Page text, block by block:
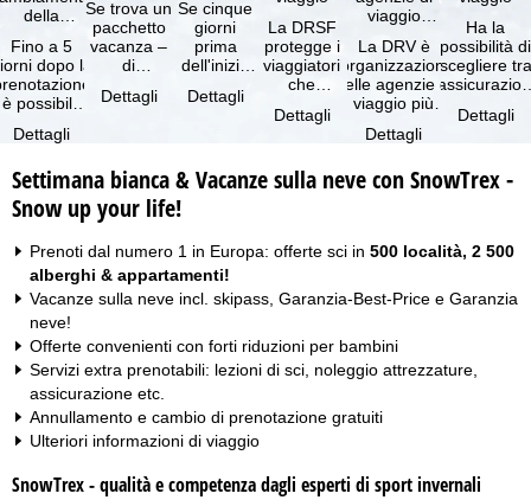
della
gratuiti
Fino a 5
dopo la
è possibile
Dettagli
Se trova un
pacchetto
vacanza –
di
e servizi
Dettagli
Se cinque
giorni
prima
dell'inizio
soggiorno
Dettagli
La DRSF
protegge i
viaggiatori
che
un
servizi di …
Dettagli
viaggio
La DRV è
l'organizzazione
delle agenzie di
viaggio più
Germania.
Dettagli
Ha la
possibilità di
scegliere tra
viaggio
Dettagli
Settimana bianca & Vacanze sulla neve con SnowTrex -
Snow up your life!
Prenoti dal numero 1 in Europa: offerte sci in 500 località, 2 500
alberghi & appartamenti!
Vacanze sulla neve incl. skipass, Garanzia-Best-Price e Garanzia
neve!
Offerte convenienti con forti riduzioni per bambini
Servizi extra prenotabili: lezioni di sci, noleggio attrezzature,
assicurazione etc.
Annullamento e cambio di prenotazione gratuiti
Ulteriori informazioni di viaggio
SnowTrex - qualità e competenza dagli esperti di sport invernali